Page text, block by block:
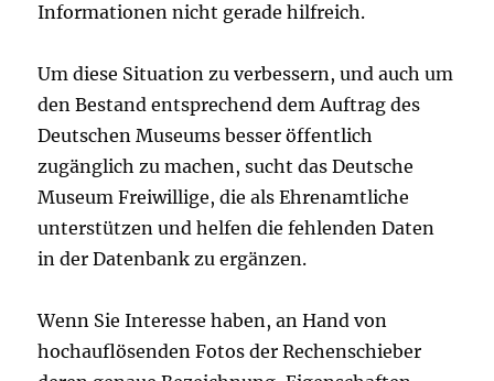
Informationen nicht gerade hilfreich.
Um diese Situation zu verbessern, und auch um
den Bestand entsprechend dem Auftrag des
Deutschen Museums besser öffentlich
zugänglich zu machen, sucht das Deutsche
Museum Freiwillige, die als Ehrenamtliche
unterstützen und helfen die fehlenden Daten
in der Datenbank zu ergänzen.
Wenn Sie Interesse haben, an Hand von
hochauflösenden Fotos der Rechenschieber